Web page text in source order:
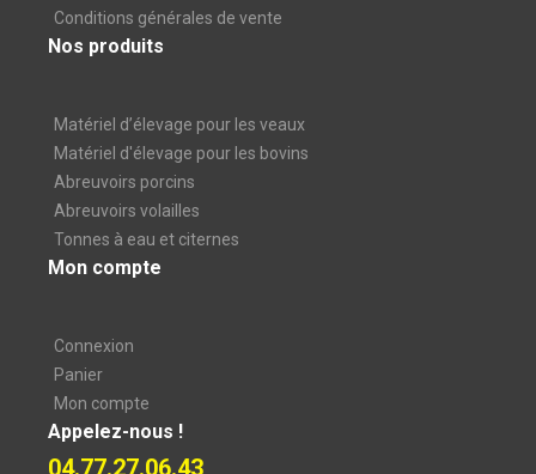
Conditions générales de vente
Nos produits
Matériel d’élevage pour les veaux
Matériel d'élevage pour les bovins
Abreuvoirs porcins
Abreuvoirs volailles
Tonnes à eau et citernes
Mon compte
Connexion
Panier
Mon compte
Appelez-nous !
04.77.27.06.43